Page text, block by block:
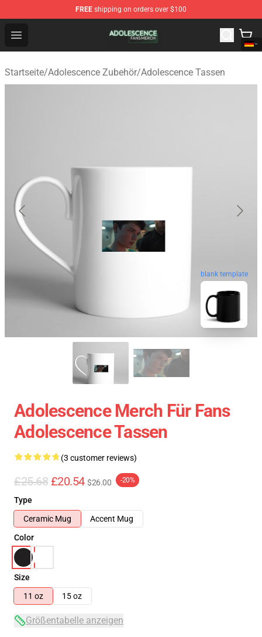
FREE shipping on orders over $100
Open menu
Adolescence Shop - Official Adolescence Merchandise
Startseite/Adolescence Zubehör/Adolescence Tassen
blank template
Adolescence Merch Für Fans
Adolescence Tassen
(3 customer reviews)
£25.68 £20.54 $26.00 -20%
Type
Ceramic Mug
Accent Mug
Color
Size
11 oz
15 oz
Größentabelle anzeigen